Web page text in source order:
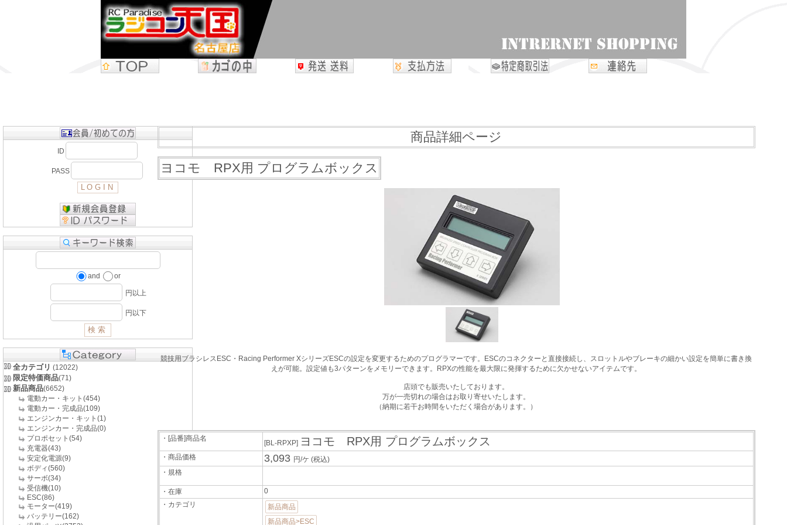
ID
PASS
and or
円以上
円以下
全カテゴリ (12022)
限定特価商品(71)
新品商品(6652)
電動カー・キット(454)
電動カー・完成品(109)
エンジンカー・キット(1)
エンジンカー・完成品(0)
プロポセット(54)
充電器(43)
安定化電源(9)
ボディ(560)
サーボ(34)
受信機(10)
ESC(86)
モーター(419)
バッテリー(162)
商品詳細ページ
ヨコモ RPX用 プログラムボックス
競技用ブラシレスESC・Racing Performer XシリーズESCの設定を変更するためのプログラマーです。ESCのコネクターと直接接続し、スロットルやブレーキの細かい設定を簡単に書き換
えが可能。設定値も3パターンをメモリーできます。RPXの性能を最大限に発揮するために欠かせないアイテムです。
店頭でも販売いたしております。
万が一売切れの場合はお取り寄せいたします。
（納期に若干お時間をいただく場合があります。）
・[品番]商品名
[BL-RPXP] ヨコモ RPX用 プログラムボックス
・商品価格 3,093 円/ケ (税込)
・規格
・在庫
0
・カテゴリ
新品商品
新品商品>ESC